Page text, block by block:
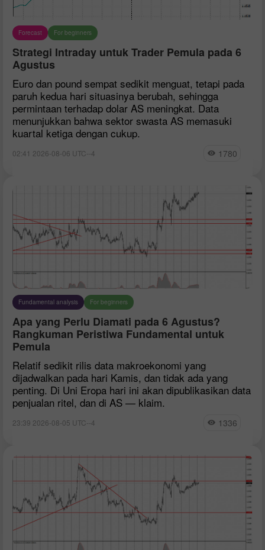
Forecast For beginners
Strategi Intraday untuk Trader Pemula pada 6
Agustus
Euro dan pound sempat sedikit menguat, tetapi pada
paruh kedua hari situasinya berubah, sehingga
permintaan terhadap dolar AS meningkat. Data
menunjukkan bahwa sektor swasta AS memasuki
kuartal ketiga dengan cukup.
02:41 2026-08-06 UTC--4 1780
Fundamental analysis For beginners
Apa yang Perlu Diamati pada 6 Agustus?
Rangkuman Peristiwa Fundamental untuk
Pemula
Relatif sedikit rilis data makroekonomi yang
dijadwalkan pada hari Kamis, dan tidak ada yang
penting. Di Uni Eropa hari ini akan dipublikasikan data
penjualan ritel, dan di AS — klaim.
23:39 2026-08-05 UTC--4 1336